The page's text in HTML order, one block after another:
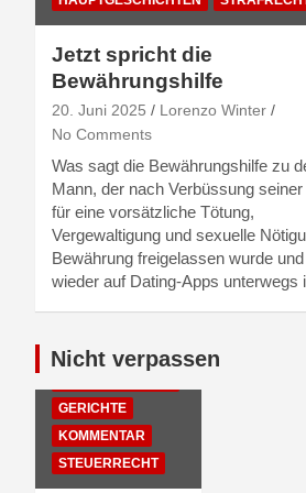
Jetzt spricht die
Bewährungshilfe
20. Juni 2025
Lorenzo Winter
No Comments
Was sagt die Bewährungshilfe zu
Mann, der nach Verbüssung
für eine vorsätzliche Tötung,
Vergewaltigung und sexuelle
Bewährung freigelassen wurde
wieder auf Dating-Apps unterwegs
Nicht verpassen
EMPFEHLUNGEN
GERICHTE
KOMMENTAR
STEUERRECHT